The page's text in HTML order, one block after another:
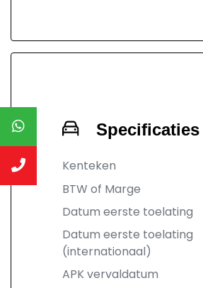
Specificaties
Kenteken
BTW of Marge
Datum eerste toelating
Datum eerste toelating
(internationaal)
APK vervaldatum